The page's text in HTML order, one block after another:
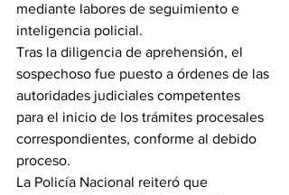
mediante labores de seguimiento e
inteligencia policial.
Tras la diligencia de aprehensión, el
sospechoso fue puesto a órdenes de las
autoridades judiciales competentes
para el inicio de los trámites procesales
correspondientes, conforme al debido
proceso.
La Policía Nacional reiteró que